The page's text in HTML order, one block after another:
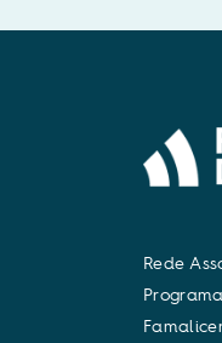
Rede Ass
Programa
Famalice